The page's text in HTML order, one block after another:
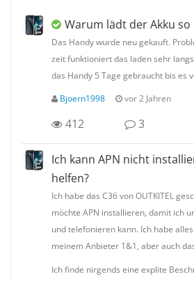
Warum lädt der Akku so
Das Handy wurde neu gekauft.
zeit funktioniert das laden sehr
das Handy 5 Tage gebraucht bis es
Bjoern1998 vor 2 Jahren
412 3
Ich kann APN nicht
helfen?
Ich habe das C36 von OUTKITEL
möchte APN installieren, damit ich
und telefonieren kann. Ich habe
meinem Anbieter 1&1, aber auch
Ich finde nirgends eine explite